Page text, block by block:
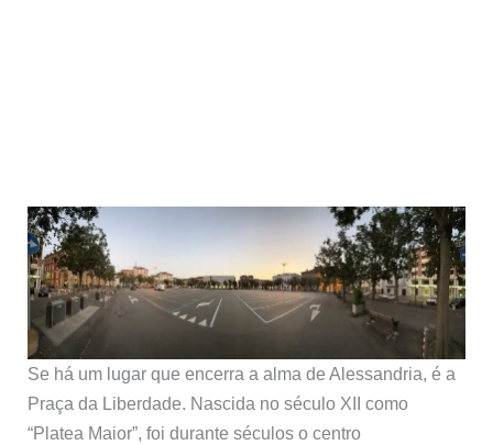
Se há um lugar que encerra a alma de Alessandria, é a
Praça da Liberdade. Nascida no século XII como
“Platea Maior”, foi durante séculos o centro